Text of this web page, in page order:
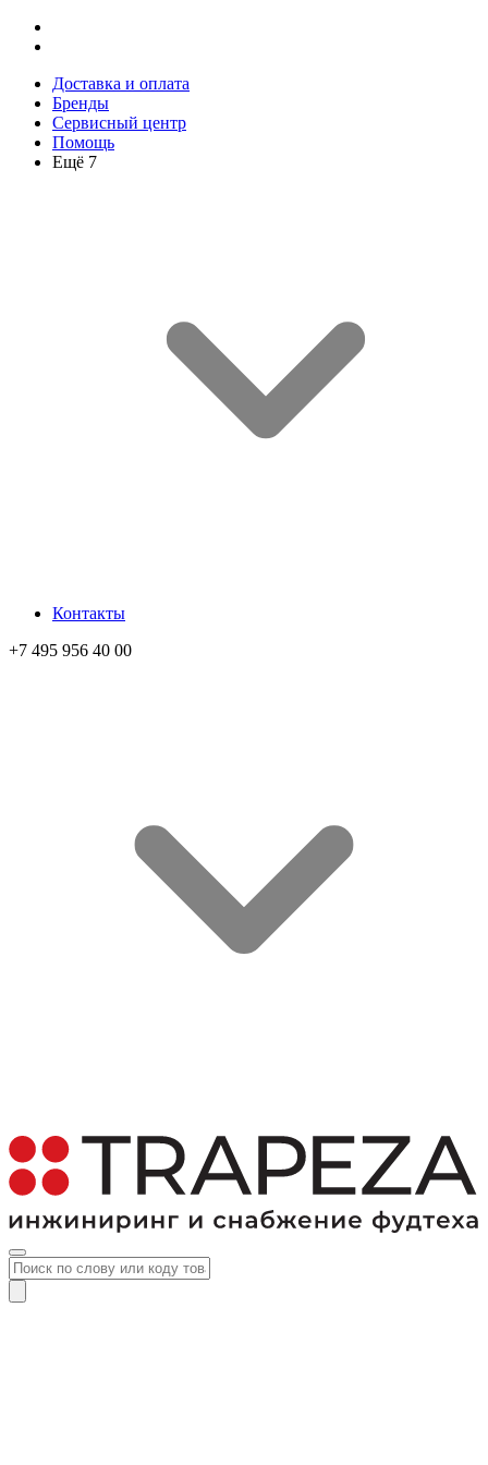
Доставка и оплата
Бренды
Сервисный центр
Помощь
Ещё 7
Контакты
+7 495 956 40 00